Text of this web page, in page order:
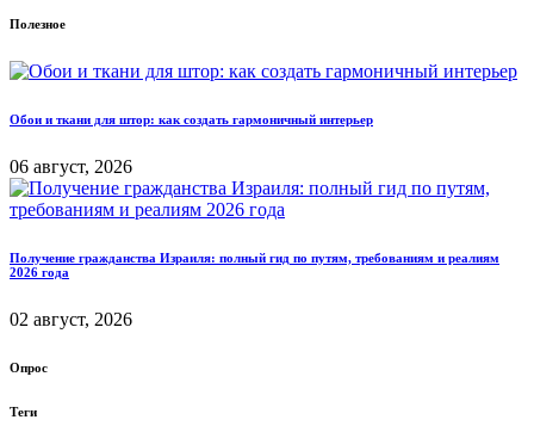
Полезное
Обои и ткани для штор: как создать гармоничный интерьер
06 август, 2026
Получение гражданства Израиля: полный гид по путям, требованиям и реалиям
2026 года
02 август, 2026
Опрос
Теги